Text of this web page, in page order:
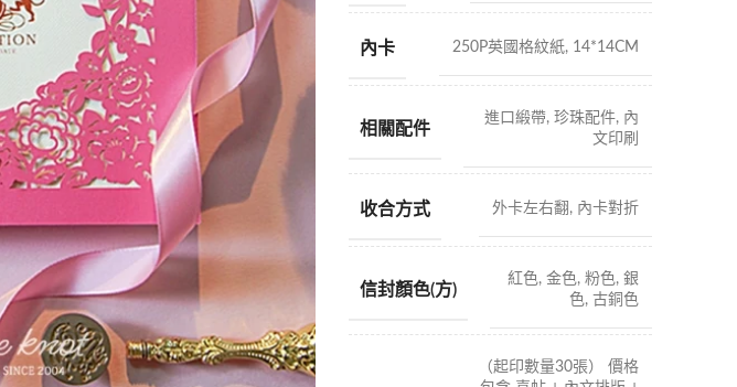
內卡 250P英國格紋紙, 14*14CM
相關配件
進口緞帶, 珍珠配件, 內
文印刷
收合方式 外卡左右翻, 內卡對折
信封顏色(方)
紅色, 金色, 粉色, 銀
色, 古銅色
（起印數量30張） 價格